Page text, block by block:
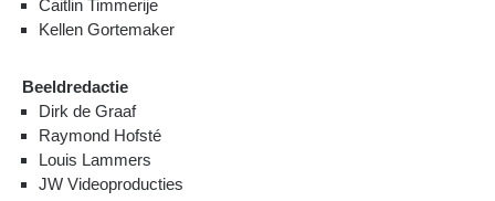
Caitlin Timmerije
Kellen Gortemaker
Beeldredactie
Dirk de Graaf
Raymond Hofsté
Louis Lammers
JW Videoproducties